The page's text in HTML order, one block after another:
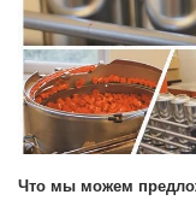
Что мы можем